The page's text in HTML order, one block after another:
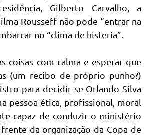
Gilberto Carvalho, a
Rousseff não pode “entrar na
no “clima de histeria”.
coisas com calma e esperar que
(um recibo de próprio punho?)
para decidir se Orlando Silva
pessoa ética, profissional, moral
capaz de conduzir o ministério
da organização da Copa de